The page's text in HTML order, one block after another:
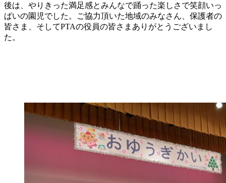
後は、やりきった満足感とみんなで踊った楽しさで笑顔いっ
ぱいの園児でした。ご協力頂いた地域のみなさん、保護者の
皆さま、そしてPTAの役員の皆さまありがとうございまし
た。